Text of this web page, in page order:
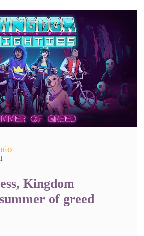
Kingdom
of greed